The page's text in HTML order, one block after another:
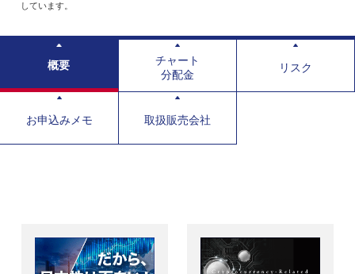
しています。
概要
チャート
分配金
リスク
お申込みメモ 取扱販売会社